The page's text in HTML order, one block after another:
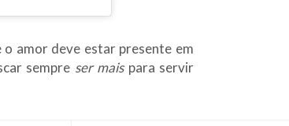
amor deve estar presente em
sempre ser mais para servir